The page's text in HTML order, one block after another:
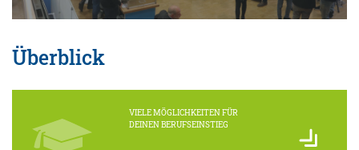
Überblick
VIELE MÖGLICHKEITEN FÜR
DEINEN BERUFSEINSTIEG